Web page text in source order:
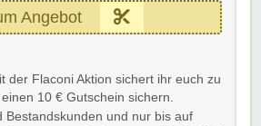
Angebot
der Flaconi Aktion sichert ihr euch zu
10 € Gutschein sichern.
Bestandskunden und nur bis auf